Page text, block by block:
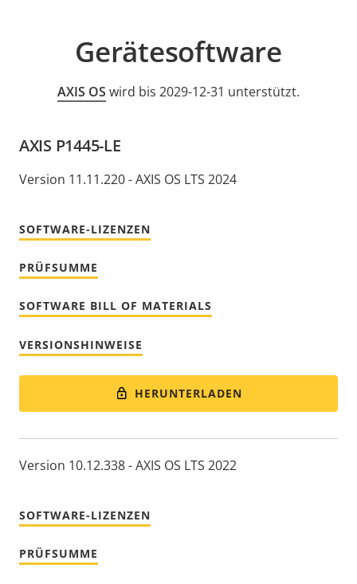
Gerätesoftware
AXIS OS wird bis 2029-12-31 unterstützt.
AXIS P1445-LE
Version 11.11.220 - AXIS OS LTS 2024
SOFTWARE-LIZENZEN
PRÜFSUMME
SOFTWARE BILL OF MATERIALS
VERSIONSHINWEISE
HERUNTERLADEN
Version 10.12.338 - AXIS OS LTS 2022
SOFTWARE-LIZENZEN
PRÜFSUMME